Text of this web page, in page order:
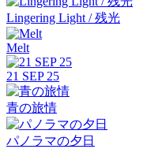
Lingering Light / 残光
Melt
21 SEP 25
青の旅情
パノラマの夕日